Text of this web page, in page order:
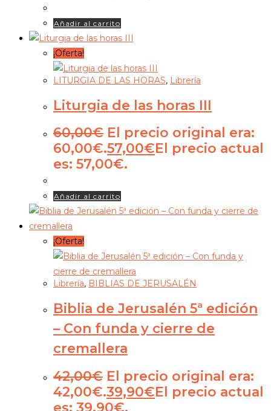
Añadir al carrito
¡Oferta!
LITURGIA DE LAS HORAS, Librería
Liturgia de las horas III
60,00€ El precio original era:
60,00€.57,00€El precio actual
es: 57,00€.
Añadir al carrito
¡Oferta!
Librería, BIBLIAS DE JERUSALÉN
Biblia de Jerusalén 5ª edición
– Con funda y cierre de
cremallera
42,00€ El precio original era:
42,00€.39,90€El precio actual
es: 39,90€.